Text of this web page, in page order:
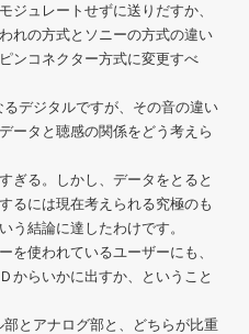
ジュレートせずに送りだすか、
れの方式とソニーの方式の違い
ンコネクター方式に変更すべ
デジタルですが、その音の違い
ータと聴感の関係をどう考えら
ぎる。しかし、データをとると
るには現在考えられる究極のも
う結論に達したわけです。
使われているユーザーにも、
からいかに出すか、ということ
とアナログ部と、どちらが比重